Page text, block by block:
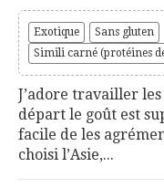
Exotique
Sans gluten
Simili carné (protéines
J’adore travailler
départ le goût est
facile de les
choisi l’Asie,...